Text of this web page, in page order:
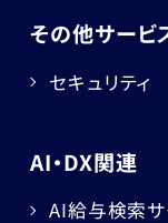
その他サービ
セキュリティ
AI・DX関連
AI給与検索